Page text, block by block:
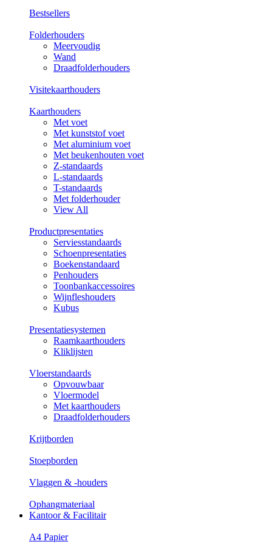
Bestsellers
Folderhouders
Meervoudig
Wand
Draadfolderhouders
Visitekaarthouders
Kaarthouders
Met voet
Met kunststof voet
Met aluminium voet
Met beukenhouten voet
Z-standaards
L-standaards
T-standaards
Met folderhouder
View All
Productpresentaties
Serviesstandaards
Schoenpresentaties
Boekenstandaard
Penhouders
Toonbankaccessoires
Wijnfleshouders
Kubus
Presentatiesystemen
Raamkaarthouders
Kliklijsten
Vloerstandaards
Opvouwbaar
Vloermodel
Met kaarthouders
Draadfolderhouders
Krijtborden
Stoepborden
Vlaggen & -houders
Ophangmateriaal
Kantoor & Facilitair
A4 Papier